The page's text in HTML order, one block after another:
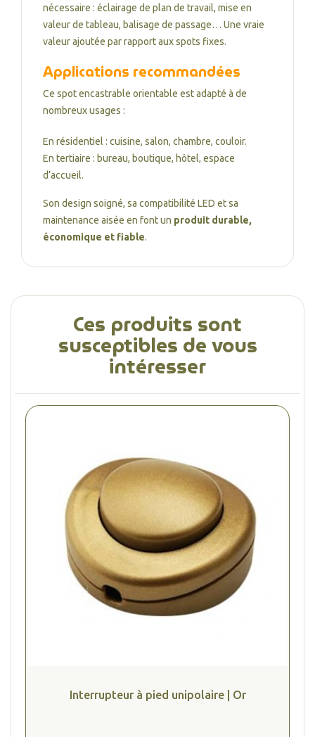
nécessaire : éclairage de plan de travail, mise en
valeur de tableau, balisage de passage… Une vraie
valeur ajoutée par rapport aux spots fixes.
Applications recommandées
Ce spot encastrable orientable est adapté à de
nombreux usages :
En résidentiel : cuisine, salon, chambre, couloir.
En tertiaire : bureau, boutique, hôtel, espace
d’accueil.
Son design soigné, sa compatibilité LED et sa
maintenance aisée en font un produit durable,
économique et fiable.
Ces produits sont
susceptibles de vous
intéresser
Interrupteur à pied unipolaire | Or